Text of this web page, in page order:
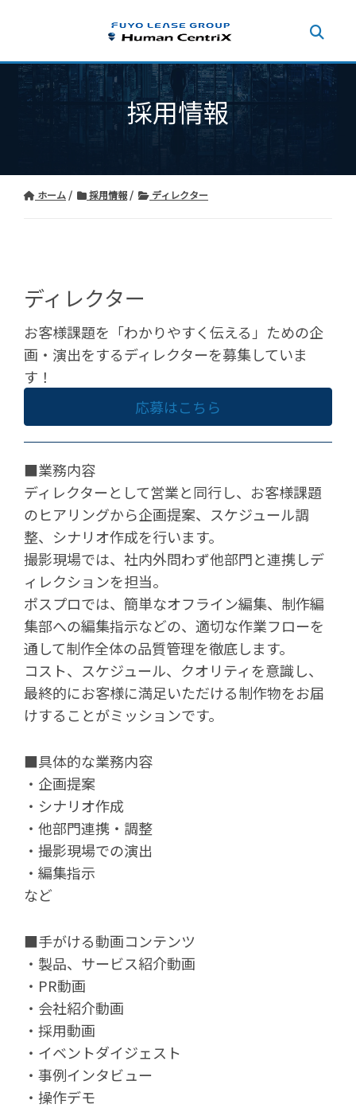
採用情報
ホーム 採用情報 ディレクター
ディレクター
お客様課題を「わかりやすく伝える」ための企
画・演出をするディレクターを募集していま
す！
応募はこちら
■業務内容
ディレクターとして営業と同行し、お客様課題
のヒアリングから企画提案、スケジュール調
整、シナリオ作成を行います。
撮影現場では、社内外問わず他部門と連携しデ
ィレクションを担当。
ポスプロでは、簡単なオフライン編集、制作編
集部への編集指示などの、適切な作業フローを
通して制作全体の品質管理を徹底します。
コスト、スケジュール、クオリティを意識し、
最終的にお客様に満足いただける制作物をお届
けすることがミッションです。
■具体的な業務内容
・企画提案
・シナリオ作成
・他部門連携・調整
・撮影現場での演出
・編集指示
など
■手がける動画コンテンツ
・製品、サービス紹介動画
・PR動画
・会社紹介動画
・採用動画
・イベントダイジェスト
・事例インタビュー
・操作デモ